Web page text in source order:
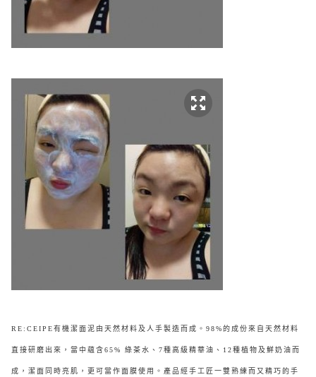
RE:CEIPE有機潔面泥由天然材料及人手製造而成。98%的成份來自天然材料
直接研磨出來，當中蘊含65% 綠茶水、7種高級精華油、12種植物及鮮奶油而
成，潔面同時亮肌，更可當作面膜使用。產品經手工匠一雙熟練而又精巧的手